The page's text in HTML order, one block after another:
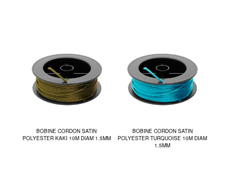
BOBINE CORDON SATIN
POLYESTER KAKI 10M DIAM 1.5MM
BOBINE CORDON SATIN
POLYESTER TURQUOISE 10M DIAM
1.5MM